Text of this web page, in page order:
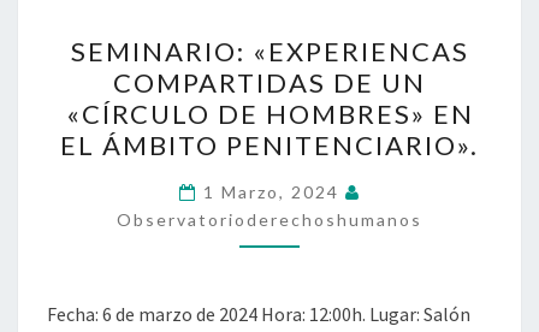
«EXPERIENCAS
COMPARTIDAS
DE
UN
«CÍRCULO
DE
HOMBRES»
EL
SEMINARIO: «EXPERIENCAS
COMPARTIDAS DE UN
«CÍRCULO DE HOMBRES» EN
EL ÁMBITO PENITENCIARIO».
1 Marzo, 2024
Observatorioderechoshumanos
Fecha: 6 de marzo de 2024 Hora: 12:00h. Lugar: Salón